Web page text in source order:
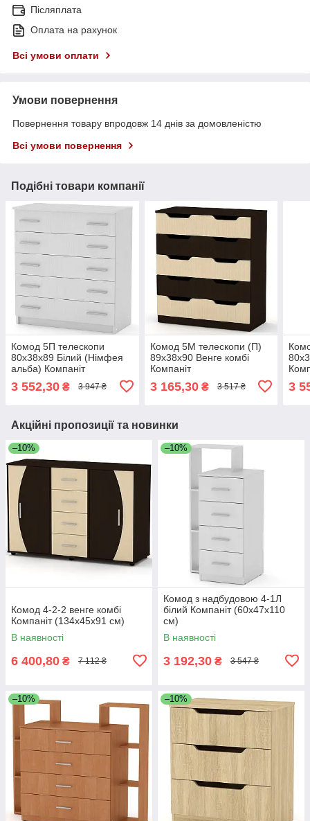
Післяплата
Оплата на рахунок
Всі умови оплати
Умови повернення
Повернення товару впродовж 14 днів за домовленістю
Всі умови повернення
Подібні товари компанії
Комод 5П телескопи
80х38х89 Білий (Німфея
альба) Компаніт
3 552,30 ₴ 3 947 ₴
Комод 5М телескопи (П)
89х38х90 Венге комбі
Компаніт
3 165,30₴ 3 517 ₴ 3
Акційні пропозиції та новинки
–10%
Комод 4-2-2 венге комбі
Компаніт (134х45х91 см)
В наявності
6 400,80 ₴ 7 112 ₴
–10%
Комод з надбудовою 4-1Л
білий Компаніт (60х47х110
см)
В наявності
3 192,30 ₴ 3 547 ₴
–10% –10%